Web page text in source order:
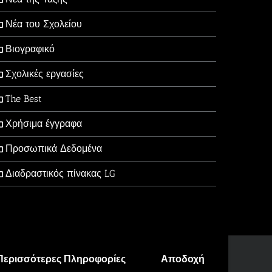
Πληροφορίες Αποδοχή
Νέα του Σχολείου
Βιογραφικό
Σχολικές εργασίες
The Best
Χρήσιμα έγγραφα
Προσωπικά Δεδομένα
Διαδραστικός πίνακας LG